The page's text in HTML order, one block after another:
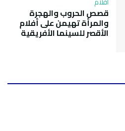
قصص الحروب والهجرة
والمرأة تهيمن على أفلام
الأقصر للسينما الأفريقية